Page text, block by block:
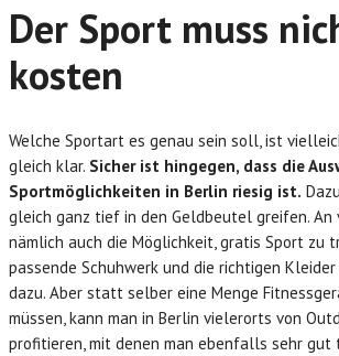
Der Sport muss
kosten
Welche Sportart es genau sein soll, ist
gleich klar. Sicher ist hingegen, dass die
Sportmöglichkeiten in Berlin riesig ist.
gleich ganz tief in den Geldbeutel greifen. An
nämlich auch die Möglichkeit, gratis Sport zu
passende Schuhwerk und die richtigen
dazu. Aber statt selber eine Menge
müssen, kann man in Berlin vielerorts von
profitieren, mit denen man ebenfalls sehr gut